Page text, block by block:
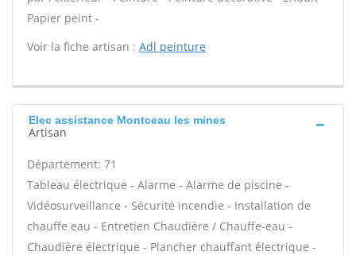
Papier peint -
Voir la fiche artisan : Adl peinture
Elec assistance Montceau les mines
Artisan
Département: 71
Tableau électrique - Alarme - Alarme de piscine -
Vidéosurveillance - Sécurité incendie - Installation de
chauffe eau - Entretien Chaudière / Chauffe-eau -
Chaudière électrique - Plancher chauffant électrique -